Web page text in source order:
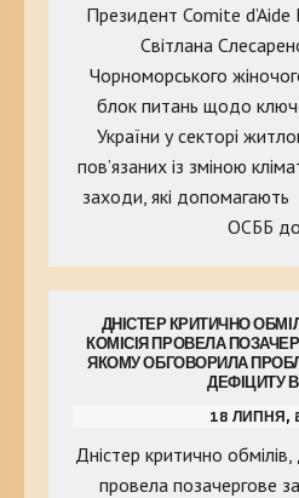
Президент Comite
Світлана
Чорноморського
блок питань щодо
України у секторі
пов’язаних із зміною
заходи, які допомагають
ОСББ
ДНІСТЕР КРИТИЧНО
КОМІСІЯ ПРОВЕЛА
ЯКОМУ ОБГОВОРИЛА
ДЕФІЦИТУ
18 ЛИПНЯ,
Дністер критично обмілів,
провела позачергове